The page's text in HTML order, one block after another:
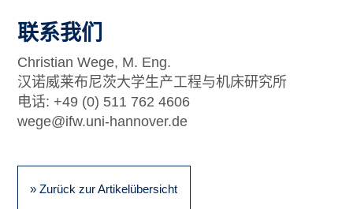
联系我们
Christian Wege, M. Eng.
汉诺威莱布尼茨大学生产工程与机床研究所
电话: +49 (0) 511 762 4606
wege@ifw.uni-hannover.de
» Zurück zur Artikelübersicht